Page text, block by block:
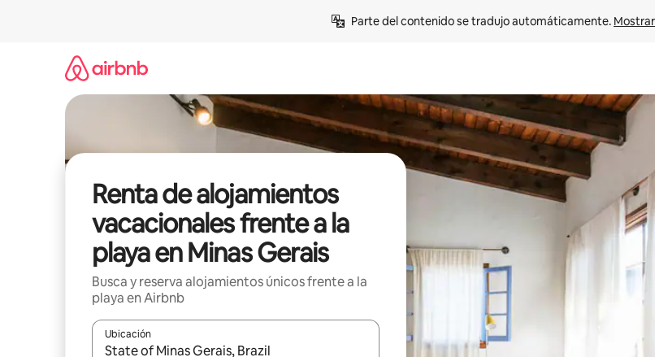
Parte del contenido se tradujo automáticamente.
Renta de alojamientos
vacacionales frente a la
playa en Minas Gerais
Busca y reserva alojamientos únicos frente a la
playa en Airbnb
Ubicación
Cuando los resultados estén disponibles, podrás navegar usando las teclas de las flechas hacia arriba y